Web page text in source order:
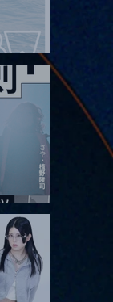
Blurred
後藤まりこ